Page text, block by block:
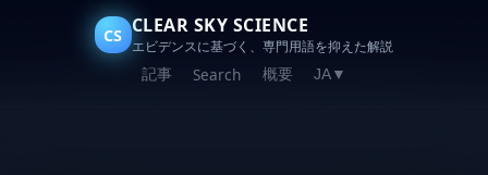
CS CLEAR SKY SCIENCE
エビデンスに基づく、専門用語を抑えた解説
記事 Search 概要 JA▼